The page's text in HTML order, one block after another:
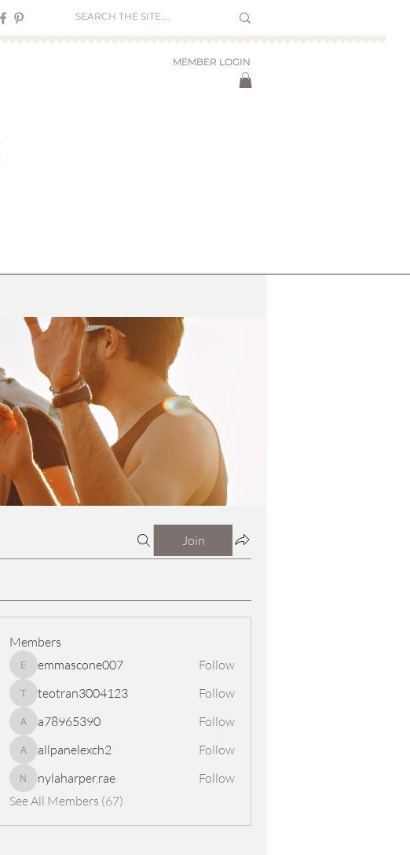
MEMBER LOGIN
Join
Members
emmascone007
emmascone007 Follow
teotran3004123
teotran3004123 Follow
a78965390
a78965390 Follow
allpanelexch2
allpanelexch2 Follow
nylaharper.rae
nylaharper.rae
Follow
See All Members (67)